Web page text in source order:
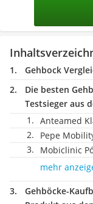
Gehbock
Die besten
Testsieger aus
Anteamed
Pepe
Mobiclinic
mehr
Gehböcke-